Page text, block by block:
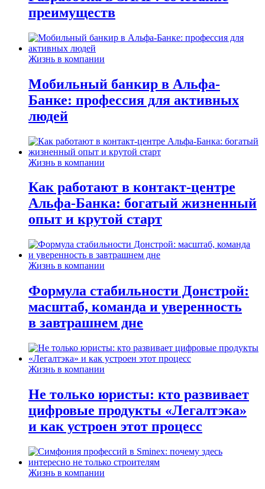
преимуществ
Жизнь в компании
Мобильный банкир в Альфа-
Банке: профессия для активных
людей
Жизнь в компании
Как работают в контакт-центре
Альфа-Банка: богатый жизненный
опыт и крутой старт
Жизнь в компании
Формула стабильности Донстрой:
масштаб, команда и уверенность
в завтрашнем дне
Жизнь в компании
Не только юристы: кто развивает
цифровые продукты «Легалтэка»
и как устроен этот процесс
Жизнь в компании